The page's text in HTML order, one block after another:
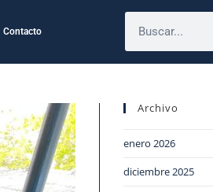
Contacto
Archivo
enero 2026
diciembre 2025